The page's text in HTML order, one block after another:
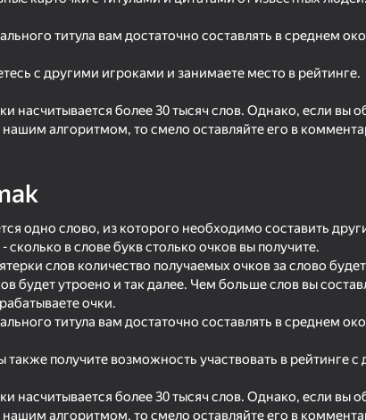
56
Wordix
79
Crosswords
68 75
титула вам достаточно составлять в среднем
с другими игроками и занимаете место в рейтинге.
насчитывается более 30 тысяч слов. Однако, если вы
алгоритмом, то смело оставляйте его в
одно слово, из которого необходимо составить
сколько в слове букв столько очков вы получите.
слов количество получаемых очков за слово
будет утроено и так далее. Чем больше слов вы
очки.
титула вам достаточно составлять в среднем
получите возможность участвовать в рейтинге
насчитывается более 30 тысяч слов. Однако, если вы
алгоритмом, то смело оставляйте его в